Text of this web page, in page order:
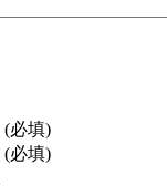
(必填)
(必填)